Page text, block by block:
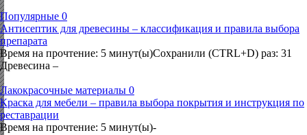
Популярные 0
Антисептик для древесины – классификация и правила выбора
препарата
Время на прочтение: 5 минут(ы)Сохранили (CTRL+D) раз: 31
Древесина –
Лакокрасочные материалы 0
Краска для мебели – правила выбора покрытия и инструкция по
реставрации
Время на прочтение: 5 минут(ы)-